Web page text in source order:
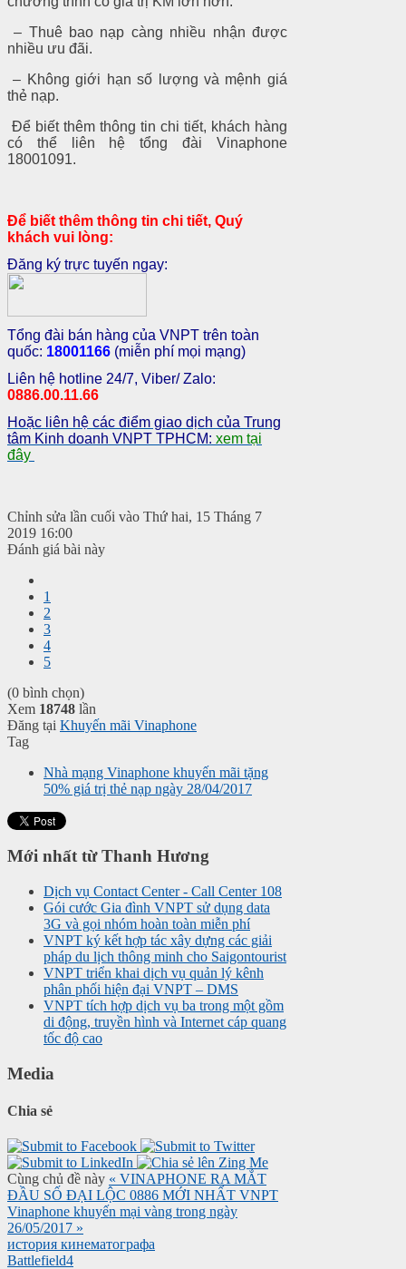
– Thuê bao nạp càng nhiều nhận được
nhiều ưu đãi.
– Không giới hạn số lượng và mệnh giá
thẻ nạp.
Để biết thêm thông tin chi tiết, khách hàng
có thể liên hệ tổng đài Vinaphone
18001091.
Để biết thêm thông tin chi tiết, Quý
khách vui lòng:
Đăng ký trực tuyến ngay:
Tổng đài bán hàng của VNPT trên toàn
quốc: 18001166 (miễn phí mọi mạng)
Liên hệ hotline 24/7, Viber/ Zalo:
0886.00.11.66
Hoặc liên hệ các điểm giao dịch của Trung
tâm Kinh doanh VNPT TPHCM: xem tại
đây
Chỉnh sửa lần cuối vào Thứ hai, 15 Tháng 7
2019 16:00
Đánh giá bài này
1
2
3
4
5
(0 bình chọn)
Xem 18748 lần
Đăng tại Khuyến mãi Vinaphone
Tag
Nhà mạng Vinaphone khuyến mãi tặng
50% giá trị thẻ nạp ngày 28/04/2017
Mới nhất từ Thanh Hương
Dịch vụ Contact Center - Call Center 108
Gói cước Gia đình VNPT sử dụng data
3G và gọi nhóm hoàn toàn miễn phí
VNPT ký kết hợp tác xây dựng các giải
pháp du lịch thông minh cho Saigontourist
VNPT triển khai dịch vụ quản lý kênh
phân phối hiện đại VNPT – DMS
VNPT tích hợp dịch vụ ba trong một gồm
di động, truyền hình và Internet cáp quang
tốc độ cao
Media
Chia sẻ
Cùng chủ đề này « VINAPHONE RA MẮT
ĐẦU SỐ ĐẠI LỘC 0886 MỚI NHẤT VNPT
Vinaphone khuyến mại vàng trong ngày
26/05/2017 »
история кинематографа
Battlefield4